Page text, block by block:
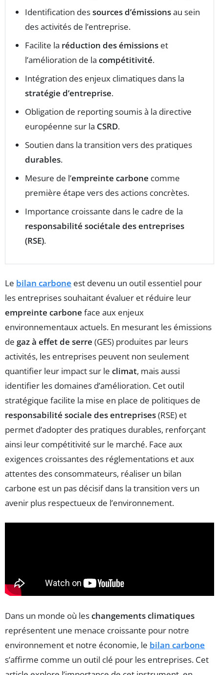
Identification dessources d’émissionsau sein
des activités de l’entreprise.
Facilite la réduction des émissions et
l’amélioration de la compétitivité.
Intégration des enjeux climatiques dans la
stratégie d’entreprise.
Obligation de reporting soumis à la directive
européenne sur la CSRD.
Soutien dans la transition vers des pratiques
durables.
Mesure de l’empreinte carbone comme
première étape vers des actions concrètes.
Importance croissante dans le cadre de la
responsabilité sociétale des entreprises
(RSE).
Le bilan carbone est devenu un outil essentiel pour
les entreprises souhaitant évaluer et réduire leur
empreinte carbone face aux enjeux
environnementaux actuels. En mesurant les émissions
de gaz à effet de serre (GES) produites par leurs
activités, les entreprises peuvent non seulement
quantifier leur impact sur le climat, mais aussi
identifier les domaines d’amélioration. Cet outil
stratégique facilite la mise en place de politiques de
responsabilité sociale des entreprises(RSE) et
permet d’adopter des pratiques durables, renforçant
ainsi leur compétitivité sur le marché. Face aux
exigences croissantes des réglementations et aux
attentes des consommateurs, réaliser un bilan
carbone est un pas décisif dans la transition vers un
avenir plus respectueux de l’environnement.
Dans un monde où leschangements climatiques
représentent une menace croissante pour notre
environnement et notre économie, le bilan carbone
s’affirme comme un outil clé pour les entreprises. Cet